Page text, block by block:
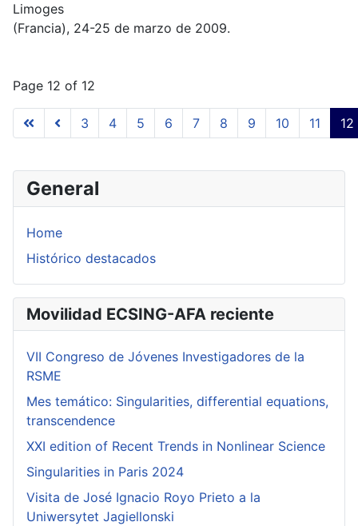
General
Home
Histórico destacados
Movilidad ECSING-AFA reciente
VII Congreso de Jóvenes Investigadores de la
RSME
Mes temático: Singularities, differential equations,
transcendence
XXI edition of Recent Trends in Nonlinear Science
Singularities in Paris 2024
Visita de José Ignacio Royo Prieto a la
Uniwersytet Jagiellonski
Limoges
(Francia), 24-25 de marzo de 2009.
Page 12 of 12
3 4 5 6 7 8 9 10 11 12